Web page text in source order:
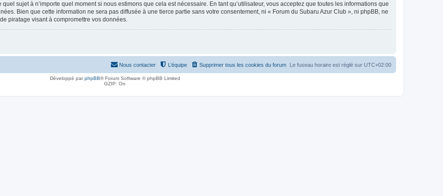
sujet à n’importe quel moment si nous estimons que cela est nécessaire. En tant qu’utilisateur, vous acceptez que toutes les informations que
Bien que cette information ne sera pas diffusée à une tierce partie sans votre consentement, ni « Forum du Subaru Azur Club », ni phpBB, ne
piratage visant à compromettre vos données.
Le fuseau horaire est réglé sur UTC+02:00
Supprimer tous les cookies du forum
L’équipe
Nous contacter
Développé parphpBB® Forum Software © phpBB Limited
GZIP: On